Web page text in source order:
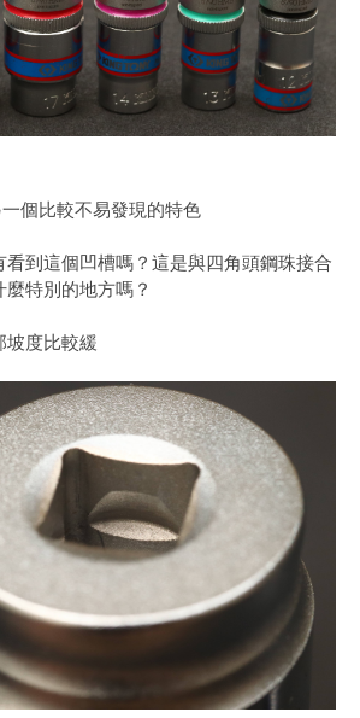
個比較不易發現的特色
到這個凹槽嗎？這是與四角頭鋼珠接合
特別的地方嗎？
坡度比較緩